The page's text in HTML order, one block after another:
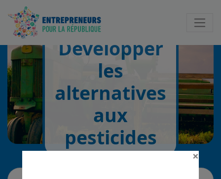
Développer
les
alternatives
aux
pesticides
×